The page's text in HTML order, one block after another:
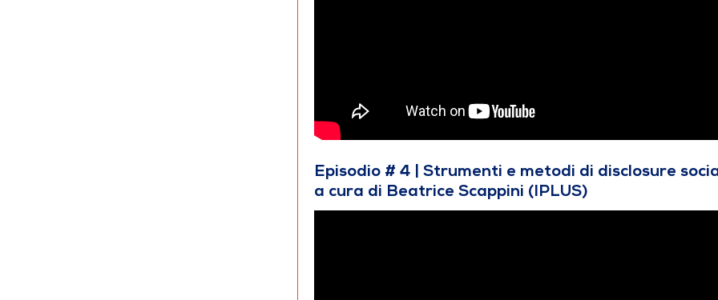
Episodio # 4 | Strumenti e metodi di disclosure
a cura di Beatrice Scappini (IPLUS)